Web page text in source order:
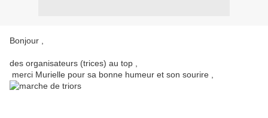
Bonjour ,
des organisateurs (trices) au top ,
merci Murielle pour sa bonne humeur et son sourire ,